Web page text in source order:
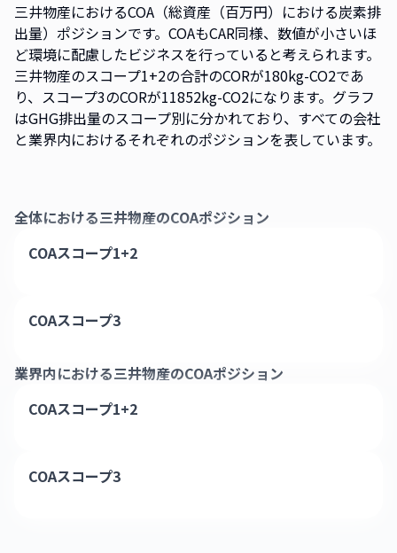
三井物産におけるCOA（総資産（百万円）における炭素排
出量）ポジションです。COAもCAR同様、数値が小さいほ
ど環境に配慮したビジネスを行っていると考えられます。
三井物産のスコープ1+2の合計のCORが180kg-CO2であ
り、スコープ3のCORが11852kg-CO2になります。グラフ
はGHG排出量のスコープ別に分かれており、すべての会社
と業界内におけるそれぞれのポジションを表しています。
全体における三井物産のCOAポジション
COAスコープ1+2
COAスコープ3
業界内における三井物産のCOAポジション
COAスコープ1+2
COAスコープ3